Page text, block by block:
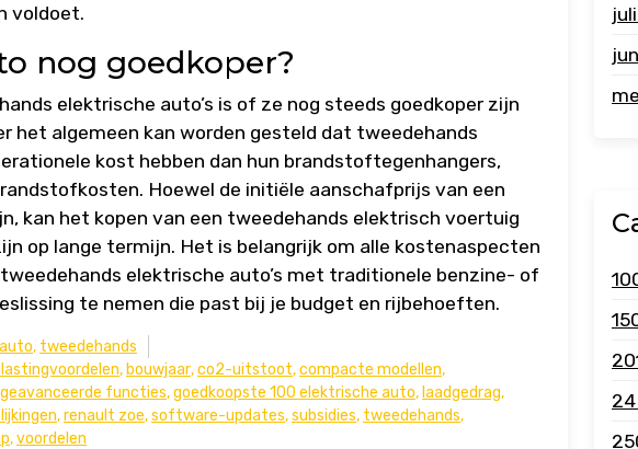
voldoet.
nog goedkoper?
elektrische auto’s is of ze nog steeds goedkoper zijn
het algemeen kan worden gesteld dat tweedehands
kost hebben dan hun brandstoftegenhangers,
Hoewel de initiële aanschafprijs van een
kan het kopen van een tweedehands elektrisch voertuig
op lange termijn. Het is belangrijk om alle kostenaspecten
elektrische auto’s met traditionele benzine- of
te nemen die past bij je budget en rijbehoeften.
, tweedehands
,bouwjaar,co2-uitstoot,compacte modellen,
geavanceerde functies,goedkoopste 100 elektrische auto,laadgedrag,
,renault zoe,software-updates,subsidies, tweedehands,
,voordelen